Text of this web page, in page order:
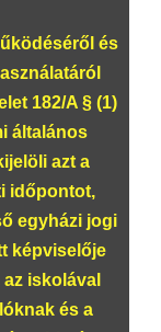
és
182/A § (1)
általános
azt a
időpontot,
egyházi jogi
képviselője
iskolával
és a